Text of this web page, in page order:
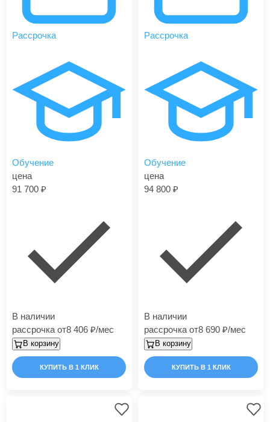
Рассрочка
Обучение
цена
91 700
В наличии
рассрочка от8 406 /мес
В корзину
КУПИТЬ В 1 КЛИК
Рассрочка
Обучение
цена
94 800
В наличии
рассрочка от8 690 /мес
В корзину
КУПИТЬ В 1 КЛИК